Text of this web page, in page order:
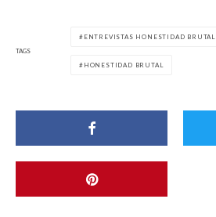
TAGS
ENTREVISTAS HONESTIDAD BRUTAL
HONESTIDAD BRUTAL